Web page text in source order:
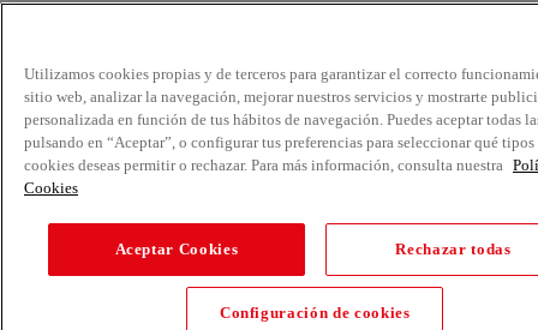
Utilizamos cookies propias y de terceros para garantizar el correcto
sitio web, analizar la navegación, mejorar nuestros servicios y mostrarte
personalizada en función de tus hábitos de navegación. Puedes aceptar todas
pulsando en “Aceptar”, o configurar tus preferencias para seleccionar qué tipos
cookies deseas permitir o rechazar. Para más información, consulta nuestra
Cookies
Aceptar Cookies Rechazar todas
Configuración de cookies